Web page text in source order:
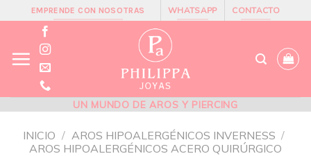
content
EMPRENDE CON NOSOTRAS WHATSAPP CONTACTO
UN MUNDO DE AROS Y PIERCING
INICIO / AROS HIPOALERGÉNICOS INVERNESS /
AROS HIPOALERGÉNICOS ACERO QUIRÚRGICO